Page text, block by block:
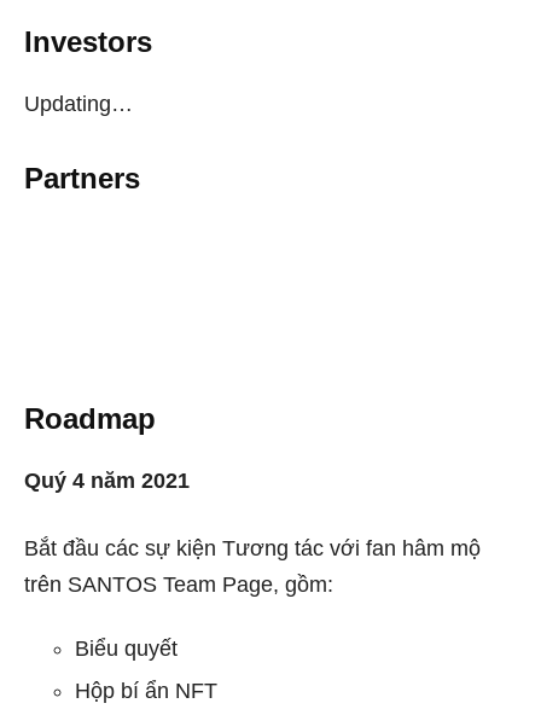
Investors
Updating…
Partners
Roadmap
Quý 4 năm 2021
Bắt đầu các sự kiện Tương tác với fan hâm mộ
trên SANTOS Team Page, gồm:
Biểu quyết
Hộp bí ẩn NFT